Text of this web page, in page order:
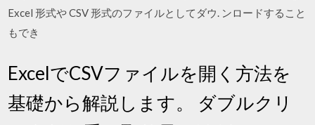
Excel 形式や CSV 形式のファイルとしてダウ. ンロードすること
もでき
ExcelでCSVファイルを開く方法を
基礎から解説します。 ダブルクリ